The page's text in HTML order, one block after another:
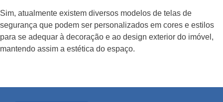
Sim, atualmente existem diversos modelos de telas de
segurança que podem ser personalizados em cores e estilos
para se adequar à decoração e ao design exterior do imóvel,
mantendo assim a estética do espaço.